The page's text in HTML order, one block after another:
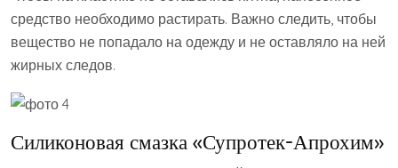
средство необходимо растирать. Важно следить, чтобы
вещество не попадало на одежду и не оставляло на ней
жирных следов.
Силиконовая смазка «Супротек-Апрохим»